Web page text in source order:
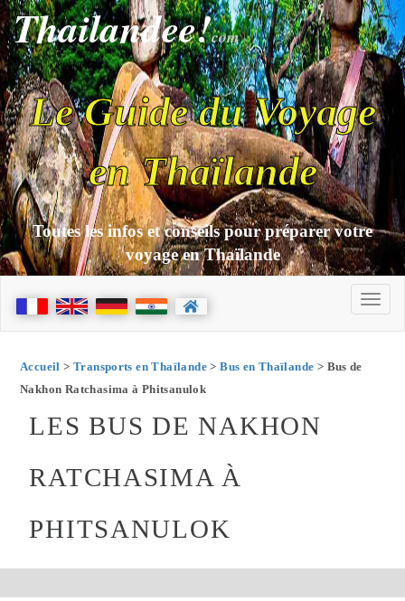
Thailandee!com
Le Guide du Voyage
en Thaïlande
Toutes les infos et conseils pour préparer votre
voyage en Thaïlande
Accueil > Transports en Thaïlande>Bus en Thaïlande > Bus de
Nakhon Ratchasima à Phitsanulok
LES BUS DE NAKHON
RATCHASIMA À
PHITSANULOK